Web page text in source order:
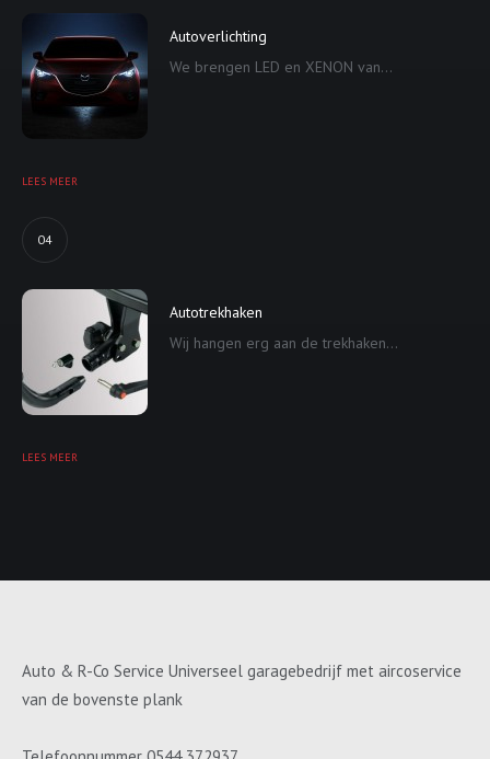
Autoverlichting
We brengen LED en XENON van...
LEES MEER
04
Autotrekhaken
Wij hangen erg aan de trekhaken...
LEES MEER
Auto & R-Co Service Universeel garagebedrijf met aircoservice
van de bovenste plank